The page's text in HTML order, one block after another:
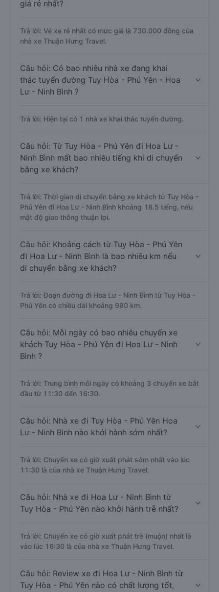
giá rẻ nhất?
Trả lời: Vé xe rẻ nhất có mức giá là 730.000 đồng của
nhà xe Thuận Hưng Travel.
Câu hỏi: Có bao nhiêu nhà xe đang khai
thác tuyến đường Tuy Hòa - Phú Yên - Hoa
Lư - Ninh Bình ?
Trả lời: Hiện tại có 1 nhà xe khai thác tuyến đường.
Câu hỏi: Từ Tuy Hòa - Phú Yên đi Hoa Lư -
Ninh Bình mất bao nhiêu tiếng khi di chuyển
bằng xe khách?
Trả lời: Thời gian di chuyển bằng xe khách từ Tuy Hòa -
Phú Yên đi Hoa Lư - Ninh Bình khoảng 18.5 tiếng, nếu
mật độ giao thông thuận lợi.
Câu hỏi: Khoảng cách từ Tuy Hòa - Phú Yên
đi Hoa Lư - Ninh Bình là bao nhiêu km nếu
di chuyển bằng xe khách?
Trả lời: Đoạn đường đi Hoa Lư - Ninh Bình từ Tuy Hòa -
Phú Yên có chiều dài khoảng 980 km.
Câu hỏi: Mỗi ngày có bao nhiêu chuyến xe
khách Tuy Hòa - Phú Yên đi Hoa Lư - Ninh
Bình ?
Trả lời: Trung bình mỗi ngày có khoảng 3 chuyến xe bắt
đầu từ 11:30 đến 16:30.
Câu hỏi: Nhà xe đi Tuy Hòa - Phú Yên Hoa
Lư - Ninh Bình nào khởi hành sớm nhất?
Trả lời: Chuyến xe có giờ xuất phát sớm nhất vào lúc
11:30 là của nhà xe Thuận Hưng Travel.
Câu hỏi: Nhà xe đi Hoa Lư - Ninh Bình từ
Tuy Hòa - Phú Yên nào khởi hành trễ nhất?
Trả lời: Chuyến xe có giờ xuất phát trễ (muộn) nhất là
vào lúc 16:30 là của nhà xe Thuận Hưng Travel.
Câu hỏi: Review xe đi Hoa Lư - Ninh Bình từ
Tuy Hòa - Phú Yên nào có chất lượng tốt,